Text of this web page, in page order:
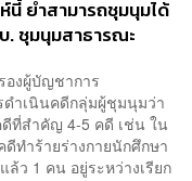
ย้ำสามารถชุมนุมได้
. ชุมนุมสาธารณะ
องผู้บัญชาการ
ดำเนินคดีกลุ่มผู้ชุมนุมว่า
ที่สำคัญ 4-5 คดี เช่น ใน
ทำร้ายร่างกายนักศึกษา
ว 1 คน อยู่ระหว่างเรียก